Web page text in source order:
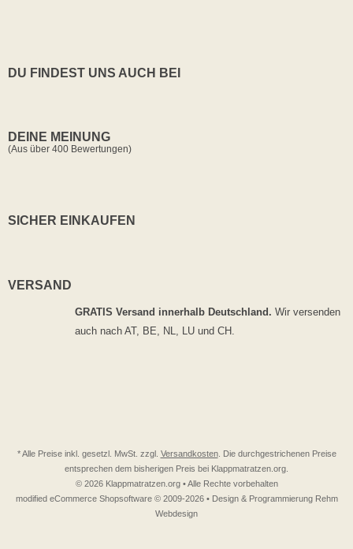
DU FINDEST UNS AUCH BEI
DEINE MEINUNG
(Aus über 400 Bewertungen)
SICHER EINKAUFEN
VERSAND
GRATIS Versand innerhalb Deutschland. Wir versenden
auch nach AT, BE, NL, LU und CH.
* Alle Preise inkl. gesetzl. MwSt. zzgl. Versandkosten. Die durchgestrichenen Preise
entsprechen dem bisherigen Preis bei Klappmatratzen.org.
© 2026 Klappmatratzen.org • Alle Rechte vorbehalten
modified eCommerce Shopsoftware © 2009-2026 • Design & Programmierung Rehm
Webdesign